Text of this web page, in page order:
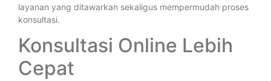
layanan yang ditawarkan sekaligus mempermudah proses
konsultasi.
Konsultasi Online Lebih
Cepat